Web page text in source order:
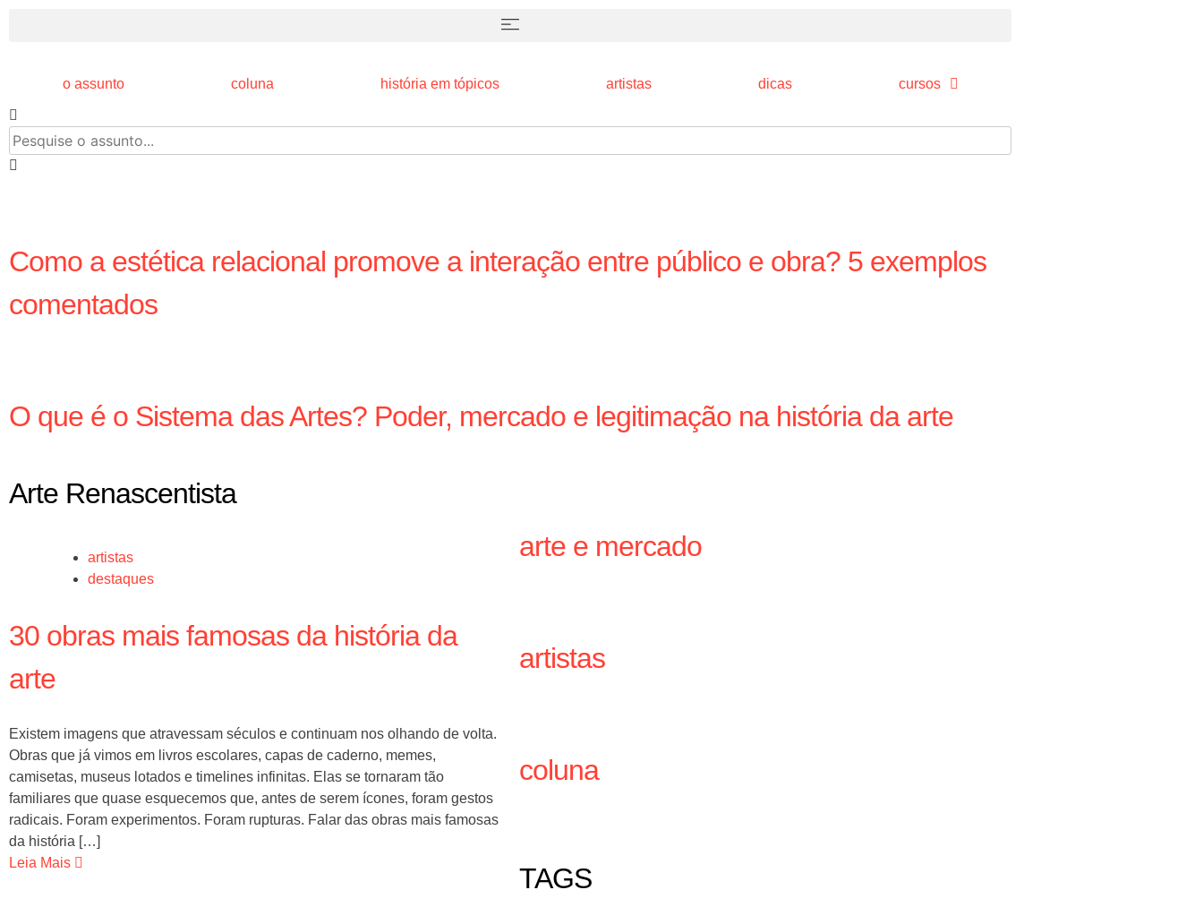
o assunto coluna história em tópicos artistas dicas cursos
Como a estética relacional promove a interação entre público e obra? 5 exemplos
comentados
O que é o Sistema das Artes? Poder, mercado e legitimação na história da arte
Arte Renascentista
artistas
destaques
30 obras mais famosas da história da
arte
Existem imagens que atravessam séculos e continuam nos olhando de volta.
Obras que já vimos em livros escolares, capas de caderno, memes,
camisetas, museus lotados e timelines infinitas. Elas se tornaram tão
familiares que quase esquecemos que, antes de serem ícones, foram gestos
radicais. Foram experimentos. Foram rupturas. Falar das obras mais famosas
da história […]
Leia Mais
arte e mercado
artistas
coluna
TAGS